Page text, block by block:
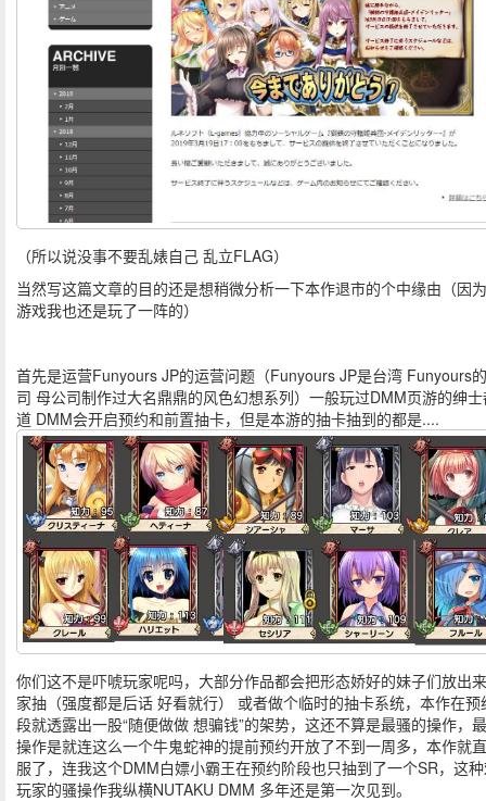
（所以说没事不要乱婊自己 乱立FLAG）
当然写这篇文章的目的还是想稍微分析一下本作退市的个中缘由（因
游戏我也还是玩了一阵的）
首先是运营Funyours JP的运营问题（Funyours JP是台湾 Funyours
司 母公司制作过大名鼎鼎的风色幻想系列）一般玩过DMM页游的绅
道 DMM会开启预约和前置抽卡，但是本游的抽卡抽到的都是....
你们这不是吓唬玩家呢吗，大部分作品都会把形态娇好的妹子们放出
家抽（强度都是后话 好看就行） 或者做个临时的抽卡系统，本作在预
段就透露出一股“随便做做 想骗钱”的架势，这还不算是最骚的操作，
操作是就连这么一个牛鬼蛇神的提前预约开放了不到一周多，本作就
服了，连我这个DMM白嫖小霸王在预约阶段也只抽到了一个SR，这
玩家的骚操作我纵横NUTAKU DMM 多年还是第一次见到。